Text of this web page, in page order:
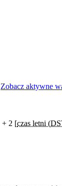
Zobacz aktywne
+ 2 [czas letni